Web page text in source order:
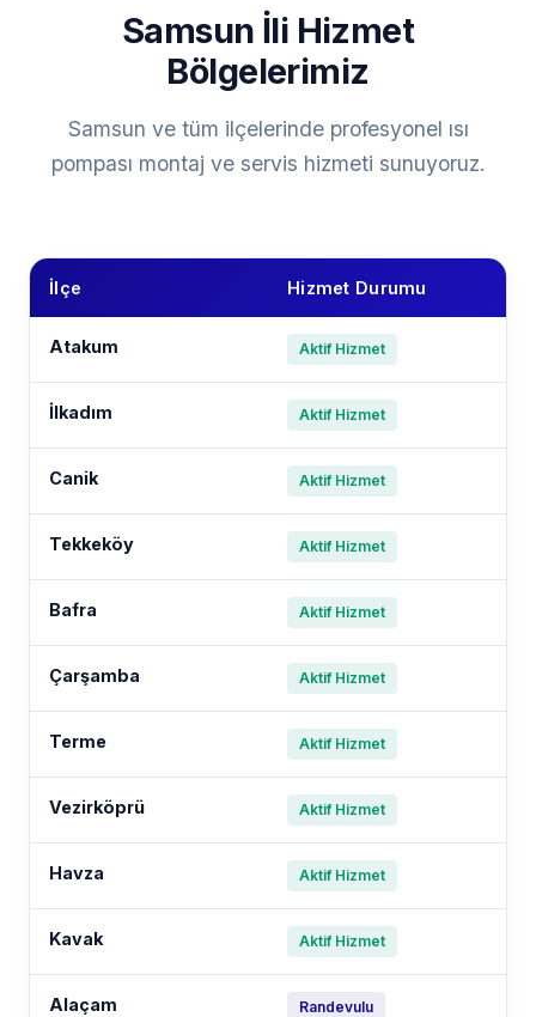
Samsun İli Hizmet
Bölgelerimiz
Samsun ve tüm ilçelerinde profesyonel ısı
pompası montaj ve servis hizmeti sunuyoruz.
İlçe Hizmet Durumu
Atakum Aktif Hizmet
İlkadım Aktif Hizmet
Canik Aktif Hizmet
Tekkeköy Aktif Hizmet
Bafra Aktif Hizmet
Çarşamba Aktif Hizmet
Terme Aktif Hizmet
Vezirköprü Aktif Hizmet
Havza Aktif Hizmet
Kavak Aktif Hizmet
Alaçam Randevulu